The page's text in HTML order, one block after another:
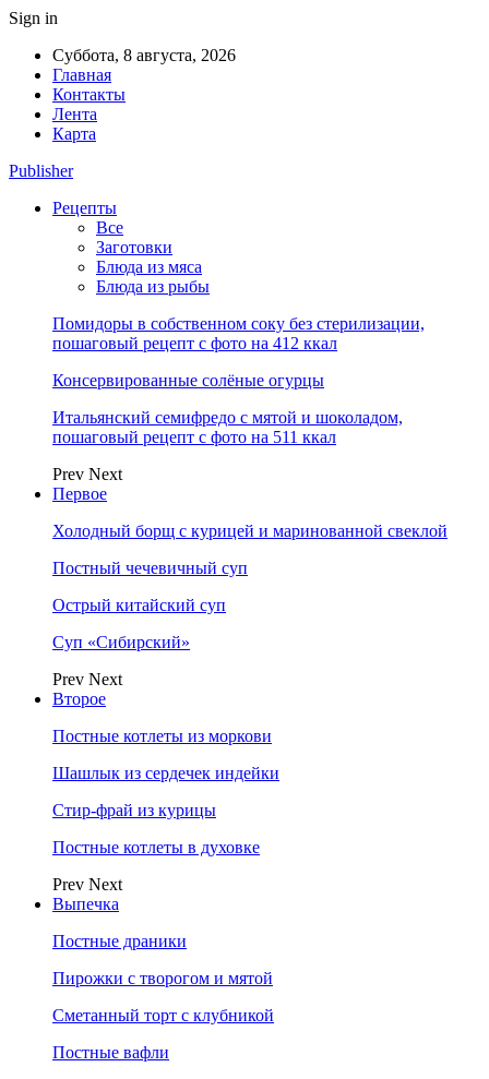
Sign in
Суббота, 8 августа, 2026
Главная
Контакты
Лента
Карта
Publisher
Рецепты
Все
Заготовки
Блюда из мяса
Блюда из рыбы
Помидоры в собственном соку без стерилизации,
пошаговый рецепт с фото на 412 ккал
Консервированные солёные огурцы
Итальянский семифредо с мятой и шоколадом,
пошаговый рецепт с фото на 511 ккал
Prev Next
Первое
Холодный борщ с курицей и маринованной свеклой
Постный чечевичный суп
Острый китайский суп
Суп «Сибирский»
Prev Next
Второе
Постные котлеты из моркови
Шашлык из сердечек индейки
Стир-фрай из курицы
Постные котлеты в духовке
Prev Next
Выпечка
Постные драники
Пирожки с творогом и мятой
Сметанный торт с клубникой
Постные вафли